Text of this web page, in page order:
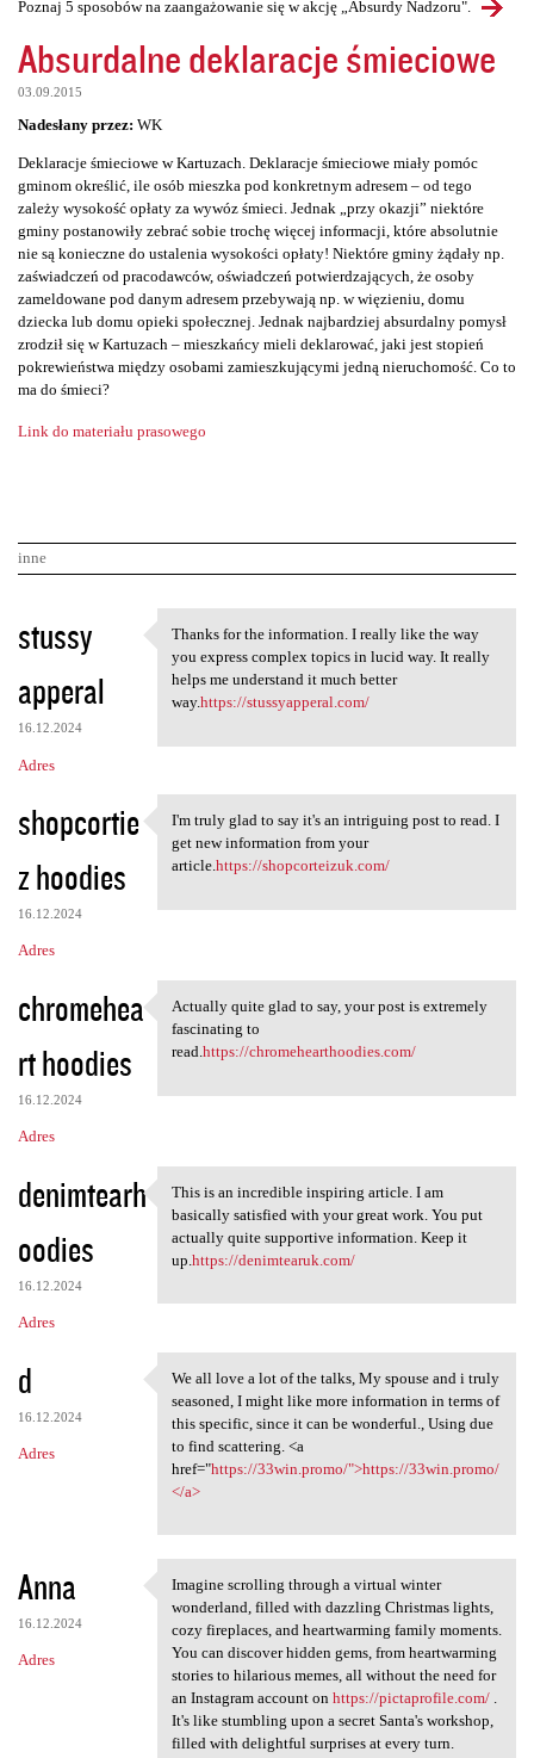
Poznaj 5 sposobów na zaangażowanie się w akcję „Absurdy Nadzoru".
Absurdalne deklaracje śmieciowe
03.09.2015
Nadesłany przez: WK
Deklaracje śmieciowe w Kartuzach. Deklaracje śmieciowe miały pomóc
gminom określić, ile osób mieszka pod konkretnym adresem – od tego
zależy wysokość opłaty za wywóz śmieci. Jednak „przy okazji” niektóre
gminy postanowiły zebrać sobie trochę więcej informacji, które absolutnie
nie są konieczne do ustalenia wysokości opłaty! Niektóre gminy żądały np.
zaświadczeń od pracodawców, oświadczeń potwierdzających, że osoby
zameldowane pod danym adresem przebywają np. w więzieniu, domu
dziecka lub domu opieki społecznej. Jednak najbardziej absurdalny pomysł
zrodził się w Kartuzach – mieszkańcy mieli deklarować, jaki jest stopień
pokrewieństwa między osobami zamieszkującymi jedną nieruchomość. Co to
ma do śmieci?
Link do materiału prasowego
inne
K
o
m
e
n
a
z
e
stussy
apperal
16.12.2024
Adres
Thanks for the information. I
Thanks for the information. I really like the way
you express complex topics in lucid way. It really
helps me understand it much better
way.https://stussyapperal.com/
shopcortie
z hoodies
16.12.2024
Adres
I'm truly glad to say it's an
I'm truly glad to say it's an intriguing post to read. I
get new information from your
article.https://shopcorteizuk.com/
chromehea
rt hoodies
16.12.2024
Adres
Actually quite glad to say,
Actually quite glad to say, your post is extremely
fascinating to
read. https://chromehearthoodies.com/
denimtearh
oodies
16.12.2024
Adres
This is an incredible
This is an incredible inspiring article. I am
basically satisfied with your great work. You put
actually quite supportive information. Keep it
up. https://denimtearuk.com/
d
16.12.2024
Adres
We all love a lot of the
We all love a lot of the talks, My spouse and i truly
seasoned, I might like more information in terms of
this specific, since it can be wonderful., Using due
to find scattering. <a
href="https://33win.promo/">https://33win.promo/
</a>
Anna
16.12.2024
Adres
Imagine scrolling through a
Imagine scrolling through a virtual winter
wonderland, filled with dazzling Christmas lights,
cozy fireplaces, and heartwarming family moments.
You can discover hidden gems, from heartwarming
stories to hilarious memes, all without the need for
an Instagram account on https://pictaprofile.com/.
It's like stumbling upon a secret Santa's workshop,
filled with delightful surprises at every turn.